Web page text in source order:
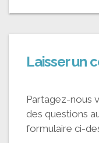
Laisser un
Partagez-nous
des questions
formulaire ci-